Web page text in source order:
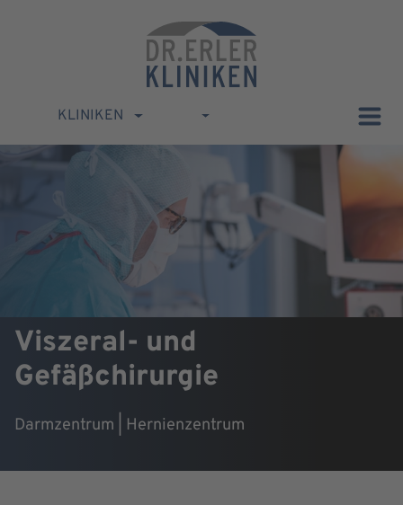
KLINIKEN
Viszeral- und
Gefäßchirurgie
Darmzentrum | Hernienzentrum